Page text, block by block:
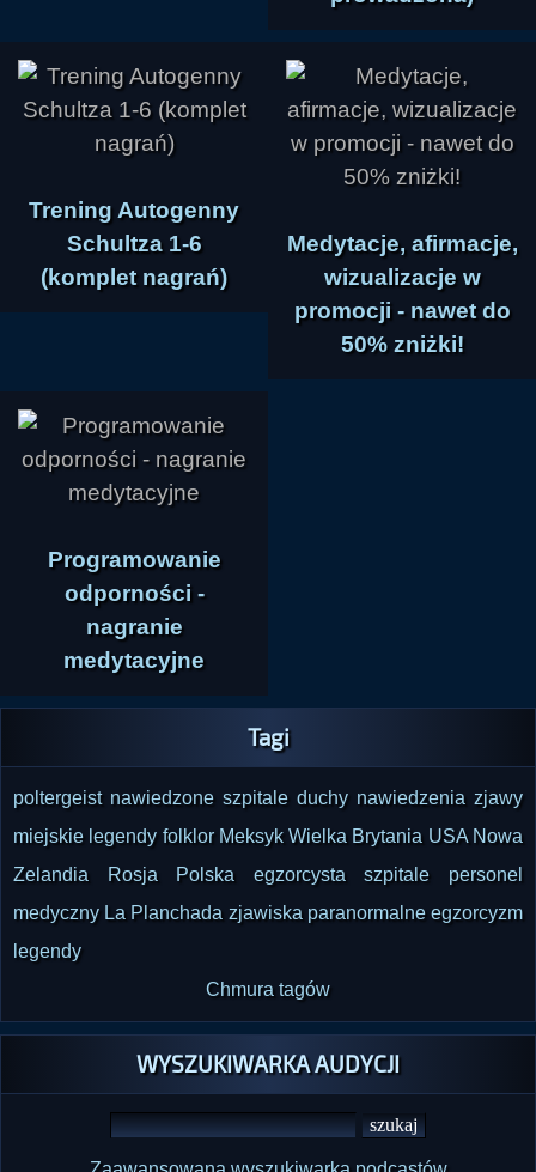
Trening Autogenny
Schultza 1-6
(komplet nagrań)
Medytacje, afirmacje,
wizualizacje w
promocji - nawet do
50% zniżki!
Programowanie
odporności -
nagranie
medytacyjne
Tagi
poltergeist nawiedzone szpitale duchy nawiedzenia zjawy
miejskie legendy folklor Meksyk Wielka Brytania USA Nowa
Zelandia
Rosja Polska egzorcysta szpitale
personel
medyczny La Planchada zjawiska paranormalne egzorcyzm
legendy
Chmura tagów
WYSZUKIWARKA AUDYCJI